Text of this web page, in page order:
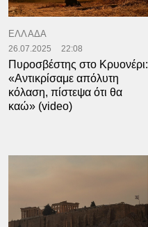
ΕΛΛΑΔΑ
26.07.2025 22:08
Πυροσβέστης στο Κρυονέρι:
«Αντικρίσαμε απόλυτη
κόλαση, πίστεψα ότι θα
καώ» (video)